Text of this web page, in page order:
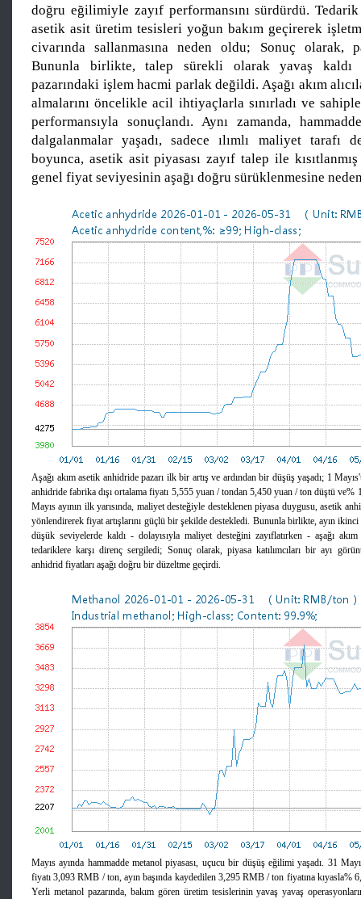
doğru eğilimiyle zayıf performansını sürdürdü. Tedarik
asetik asit üretim tesisleri yoğun bakım geçirerek
civarında sallanmasına neden oldu; Sonuç olarak,
Bununla birlikte, talep sürekli olarak yavaş kaldı
pazarındaki işlem hacmi parlak değildi. Aşağı akım
almalarını öncelikle acil ihtiyaçlarla sınırladı ve
performansıyla sonuçlandı. Aynı zamanda,
dalgalanmalar yaşadı, sadece ılımlı maliyet tarafı
boyunca, asetik asit piyasası zayıf talep ile
genel fiyat seviyesinin aşağı doğru sürüklenmesine
Aşağı akım asetik anhidride pazarı ilk bir artış ve ardından bir düşüş yaşadı; 1
anhidride fabrika dışı ortalama fiyatı 5,555 yuan / tondan 5,450 yuan / ton düştü
Mayıs ayının ilk yarısında, maliyet desteğiyle desteklenen piyasa duygusu, asetik
yönlendirerek fiyat artışlarını güçlü bir şekilde destekledi. Bununla birlikte, ayın ikinci
düşük seviyelerde kaldı - dolayısıyla maliyet desteğini zayıflatırken - aşağı
tedariklere karşı direnç sergiledi; Sonuç olarak, piyasa katılımcıları bir ayı
anhidrid fiyatları aşağı doğru bir düzeltme geçirdi.
Mayıs ayında hammadde metanol piyasası, uçucu bir düşüş eğilimi yaşadı. 31
fiyatı 3,093 RMB / ton, ayın başında kaydedilen 3,295 RMB / ton fiyatına kıyasla%
Yerli metanol pazarında, bakım gören üretim tesislerinin yavaş yavaş